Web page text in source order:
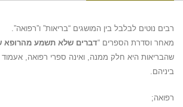
רבים נוטים לבלבל בין המושגים “בריאות” ו”רפואה”.
מאחר וסדרת הספרים “דברים שלא תשמע מהרופא
שהבריאות היא חלק ממנה, ואינה ספרי רפואה,
ביניהם.
רפואה;